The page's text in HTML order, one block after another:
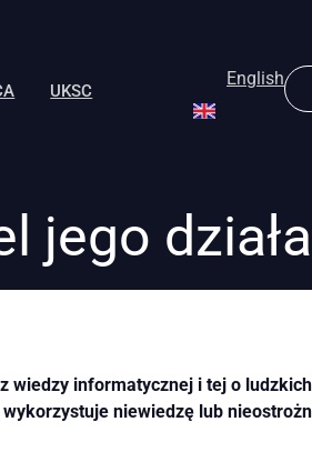
UKSC
English
jego
wiedzy informatycznej i tej o
niewiedzę lub